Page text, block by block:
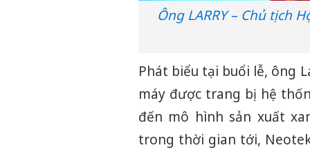
Ông LARRY – Chủ tịch
Phát biểu tại buổi lễ, ông
máy được trang bị hệ
đến mô hình sản xuất
trong thời gian tới,